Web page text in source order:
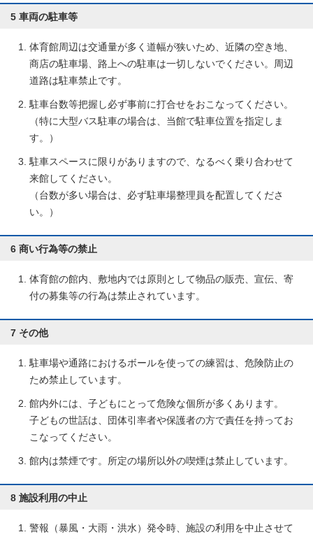
5 車両の駐車等
体育館周辺は交通量が多く道幅が狭いため、近隣の空き地、
商店の駐車場、路上への駐車は一切しないでください。周辺
道路は駐車禁止です。
駐車台数等把握し必ず事前に打合せをおこなってください。
（特に大型バス駐車の場合は、当館で駐車位置を指定しま
す。）
駐車スペースに限りがありますので、なるべく乗り合わせて
来館してください。
（台数が多い場合は、必ず駐車場整理員を配置してくださ
い。）
6 商い行為等の禁止
体育館の館内、敷地内では原則として物品の販売、宣伝、寄
付の募集等の行為は禁止されています。
7 その他
駐車場や通路におけるボールを使っての練習は、危険防止の
ため禁止しています。
館内外には、子どもにとって危険な個所が多くあります。
子どもの世話は、団体引率者や保護者の方で責任を持ってお
こなってください。
館内は禁煙です。所定の場所以外の喫煙は禁止しています。
8 施設利用の中止
警報（暴風・大雨・洪水）発令時、施設の利用を中止させて